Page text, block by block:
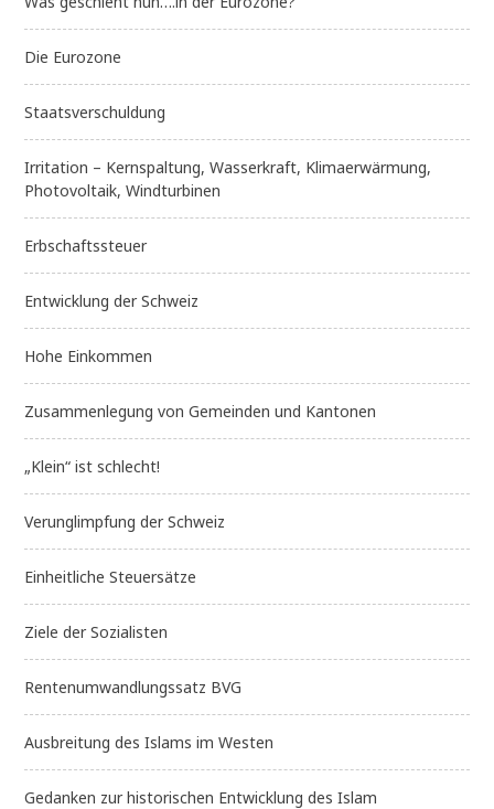
Die Eurozone
Staatsverschuldung
Irritation – Kernspaltung, Wasserkraft, Klimaerwärmung,
Photovoltaik, Windturbinen
Erbschaftssteuer
Entwicklung der Schweiz
Hohe Einkommen
Zusammenlegung von Gemeinden und Kantonen
„Klein“ ist schlecht!
Verunglimpfung der Schweiz
Einheitliche Steuersätze
Ziele der Sozialisten
Rentenumwandlungssatz BVG
Ausbreitung des Islams im Westen
Gedanken zur historischen Entwicklung des Islam